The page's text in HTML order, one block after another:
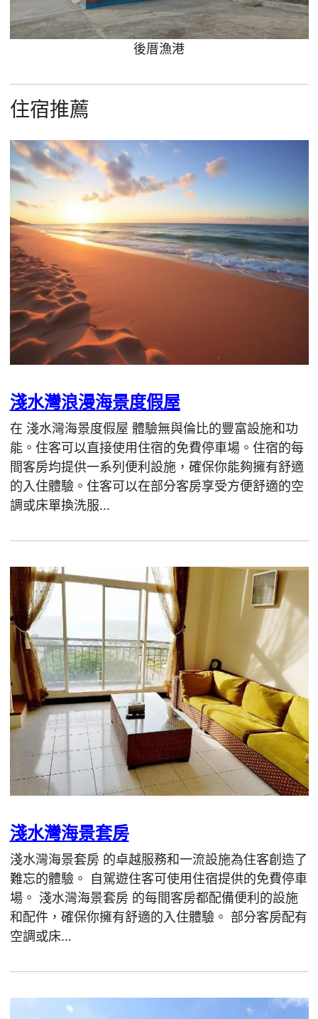
後厝漁港
住宿推薦
淺水灣浪漫海景度假屋
在 淺水灣海景度假屋 體驗無與倫比的豐富設施和功
能。住客可以直接使用住宿的免費停車場。住宿的每
間客房均提供一系列便利設施，確保你能夠擁有舒適
的入住體驗。住客可以在部分客房享受方便舒適的空
調或床單換洗服...
淺水灣海景套房
淺水灣海景套房 的卓越服務和一流設施為住客創造了
難忘的體驗。 自駕遊住客可使用住宿提供的免費停車
場。 淺水灣海景套房 的每間客房都配備便利的設施
和配件，確保你擁有舒適的入住體驗。 部分客房配有
空調或床...